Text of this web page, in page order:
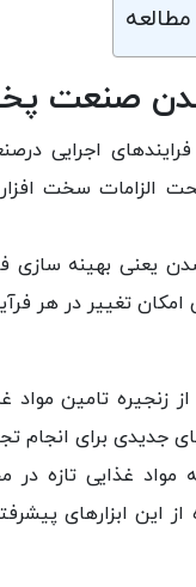
صنعت
فرایندهای اجرایی
الزامات سخت
یعنی بهینه
امکان تغییر در هر
زنجیره تامین مواد
جدیدی برای انجام
مواد غذایی
از این ابزارهای